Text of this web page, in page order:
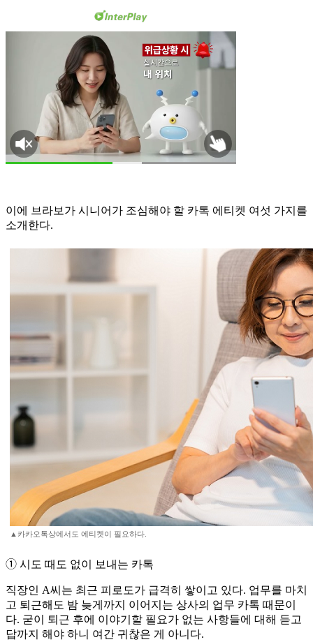
이에 브라보가 시니어가 조심해야 할 카톡 에티켓 여섯 가지를
소개한다.
▲카카오톡상에서도 에티켓이 필요하다.
➀ 시도 때도 없이 보내는 카톡
직장인 A씨는 최근 피로도가 급격히 쌓이고 있다. 업무를 마치
고 퇴근해도 밤 늦게까지 이어지는 상사의 업무 카톡 때문이
다. 굳이 퇴근 후에 이야기할 필요가 없는 사항들에 대해 듣고
답까지 해야 하니 여간 귀찮은 게 아니다.